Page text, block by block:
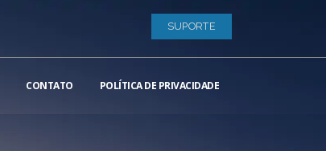
SUPORTE
CONTATO POLÍTICA DE PRIVACIDADE